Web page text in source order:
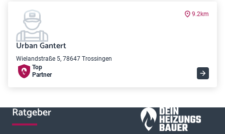
9.2km
Urban Gantert
Wielandstraße 5, 78647 Trossingen
Top
Partner
Ratgeber